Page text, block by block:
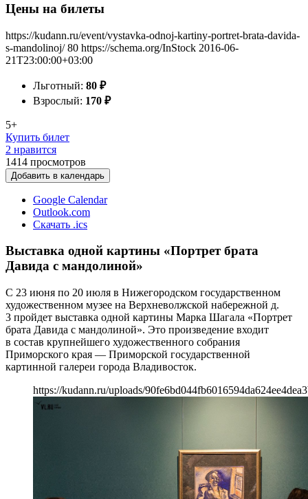
Цены на билеты
https://kudann.ru/event/vystavka-odnoj-kartiny-portret-brata-davida-
s-mandolinoj/ 80 https://schema.org/InStock 2016-06-
21T23:00:00+03:00
Льготный: 80 ₽
Взрослый: 170 ₽
5+
Купить билет
2 нравится
1414 просмотров
Добавить в календарь
Google Calendar
Outlook.com
Скачать .ics
Выставка одной картины «Портрет брата
Давида с мандолиной»
С 23 июня по 20 июля в Нижегородском государственном
художественном музее на Верхневолжской набережной д.
3 пройдет выставка одной картины Марка Шагала «Портрет
брата Давида с мандолиной». Это произведение входит
в состав крупнейшего художественного собрания
Приморского края — Приморской государственной
картинной галереи города Владивосток.
https://kudann.ru/uploads/